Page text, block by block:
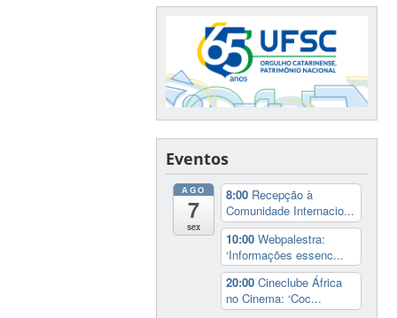
Eventos
AGO
7
sex
8:00 Recepção à
Comunidade Internacio...
10:00Webpalestra:
‘Informações essenc...
20:00Cineclube África
no Cinema: ‘Coc...